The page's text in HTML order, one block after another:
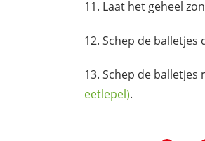
Laat het geheel
Schep de balletjes
Schep de balletjes
eetlepel).